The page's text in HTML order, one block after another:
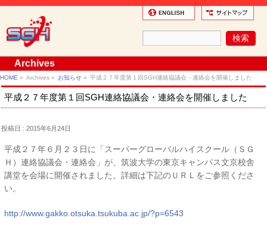
Archives
HOME » Archives » お知らせ » 平成２７年度第１回SGH連絡協議会・連絡会を開催しました
平成２７年度第１回SGH連絡協議会・連絡会を開催しました
投稿日 : 2015年6月24日
平成２７年６月２３日に「スーパーグローバルハイスクール（ＳＧ
Ｈ）連絡協議会・連絡会」が、筑波大学の東京キャンパス文京校舎
講堂を会場に開催されました。詳細は下記のＵＲＬをご参照くださ
い。
http://www.gakko.otsuka.tsukuba.ac.jp/?p=6543